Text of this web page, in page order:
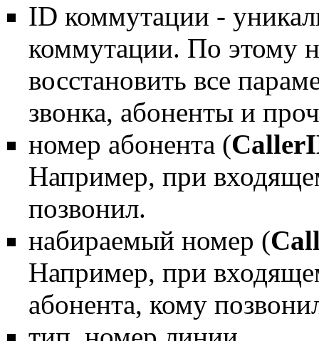
ID коммутации -
коммутации. По этому
восстановить все
звонка, абоненты и
номер абонента (
Например, при
позвонил.
набираемый номер (
Например, при
абонента, кому